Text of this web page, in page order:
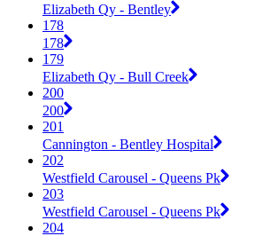
Elizabeth Qy - Bentley
178
178
179
Elizabeth Qy - Bull Creek
200
200
201
Cannington - Bentley Hospital
202
Westfield Carousel - Queens Pk
203
Westfield Carousel - Queens Pk
204